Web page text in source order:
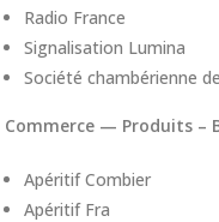
Radio France
Signalisation Lumina
Société chambérienne
Commerce — Produits –
Apéritif Combier
Apéritif Fra